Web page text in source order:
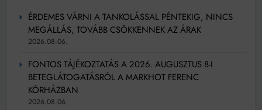
ÉRDEMES VÁRNI A TANKOLÁSSAL PÉNTEKIG, NINCS
MEGÁLLÁS, TOVÁBB CSÖKKENNEK AZ ÁRAK
2026.08.06.
FONTOS TÁJÉKOZTATÁS A 2026. AUGUSZTUS 8-I
BETEGLÁTOGATÁSRÓL A MARKHOT FERENC
KÓRHÁZBAN
2026.08.06.